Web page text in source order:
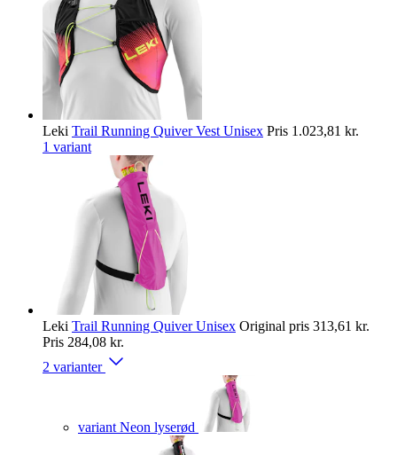
Leki Trail Running Quiver Vest Unisex Pris 1.023,81 kr.
1 variant
Leki Trail Running Quiver Unisex Original pris 313,61 kr.
Pris 284,08 kr.
2 varianter
variant Neon lyserød